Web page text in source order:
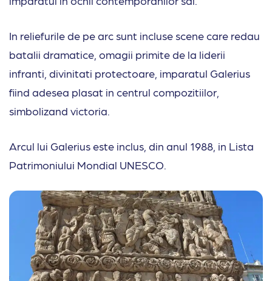
In reliefurile de pe arc sunt incluse scene care redau
batalii dramatice, omagii primite de la liderii
infranti, divinitati protectoare, imparatul Galerius
fiind adesea plasat in centrul compozitiilor,
simbolizand victoria.
Arcul lui Galerius este inclus, din anul 1988, in Lista
Patrimoniului Mondial UNESCO.